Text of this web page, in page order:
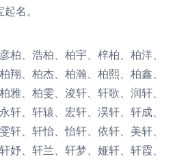
名。
、浩柏、柏宇、梓柏、柏洋、
、柏杰、柏瀚、柏熙、柏鑫、
、柏雯、浚轩、轩歌、润轩、
、轩辕、宏轩、淏轩、轩成、
、轩怡、怡轩、依轩、美轩、
、轩兰、轩梦、娅轩、轩霞、